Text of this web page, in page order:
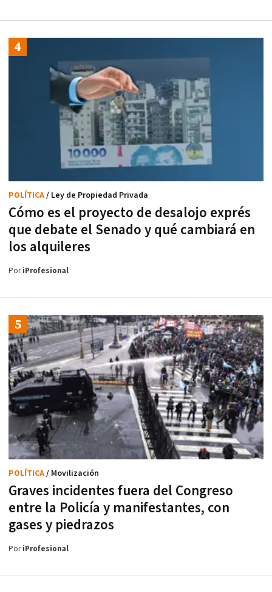
Cómo es el proyecto de desalojo exprés
que debate el Senado y qué cambiará en
los alquileres
POLÍTICA/ Ley de Propiedad Privada
PoriProfesional
Graves incidentes fuera del Congreso
entre la Policía y manifestantes, con
gases y piedrazos
POLÍTICA/ Movilización
PoriProfesional